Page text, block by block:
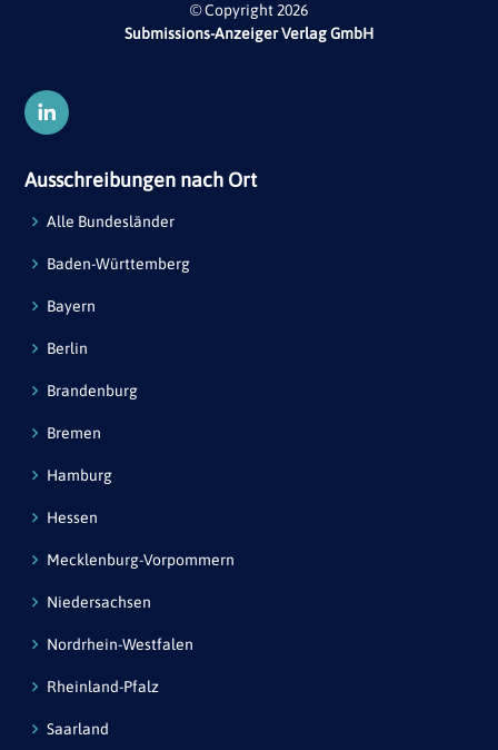
© Copyright 2026
Submissions-Anzeiger Verlag GmbH
Ausschreibungen nach Ort
Alle Bundesländer
Baden-Württemberg
Bayern
Berlin
Brandenburg
Bremen
Hamburg
Hessen
Mecklenburg-Vorpommern
Niedersachsen
Nordrhein-Westfalen
Rheinland-Pfalz
Saarland